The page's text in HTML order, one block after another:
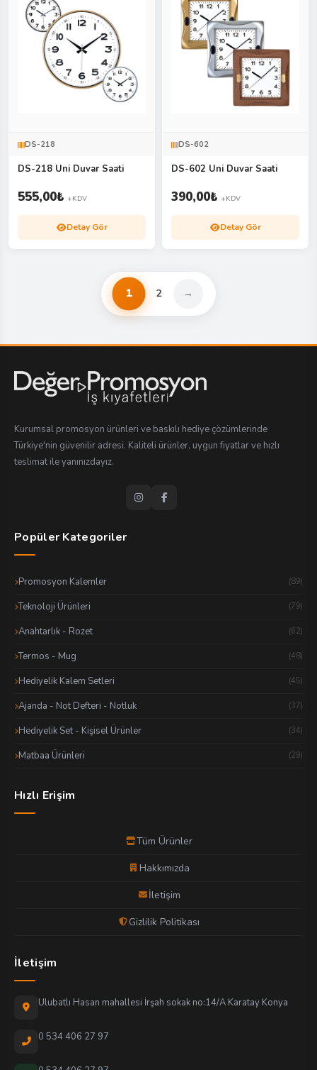
DS-218
DS-218 Uni Duvar Saati
555,00₺ +KDV
Detay Gör
DS-602
DS-602 Uni Duvar Saati
390,00₺ +KDV
Detay Gör
1 2 →
Kurumsal promosyon ürünleri ve baskılı hediye çözümlerinde
Türkiye'nin güvenilir adresi. Kaliteli ürünler, uygun fiyatlar ve hızlı
teslimat ile yanınızdayız.
Popüler Kategoriler
Promosyon Kalemler (89)
Teknoloji Ürünleri (79)
Anahtarlık - Rozet (62)
Termos - Mug (48)
Hediyelik Kalem Setleri (45)
Ajanda - Not Defteri - Notluk (37)
Hediyelik Set - Kişisel Ürünler (34)
Matbaa Ürünleri (29)
Hızlı Erişim
Tüm Ürünler
Hakkımızda
İletişim
Gizlilik Politikası
İletişim
Ulubatlı Hasan mahallesi İrşah sokak no:14/A Karatay Konya
0 534 406 27 97